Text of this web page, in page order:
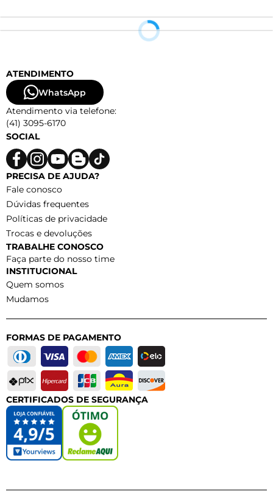
ATENDIMENTO
WhatsApp
Atendimento via telefone:
(41) 3095-6170
SOCIAL
PRECISA DE AJUDA?
Fale conosco
Dúvidas frequentes
Políticas de privacidade
Trocas e devoluções
TRABALHE CONOSCO
Faça parte do nosso time
INSTITUCIONAL
Quem somos
Mudamos
FORMAS DE PAGAMENTO
CERTIFICADOS DE SEGURANÇA